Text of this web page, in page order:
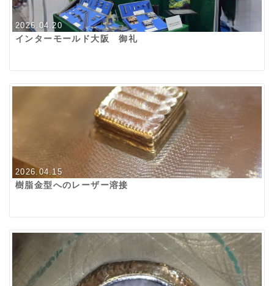
2026.04.20
インターモールド大阪 御礼
2026.04.15
樹脂金型へのレーザー溶接